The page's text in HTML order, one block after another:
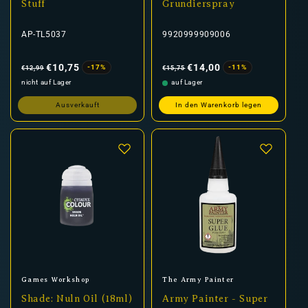
Stuff
AP-TL5037
Preis
€12,99 €10,75
-17%
nicht auf Lager
Ausverkauft
Grundierspray
9920999909006
Preis
€15,75 €14,00
-11%
auf Lager
In den Warenkorb legen
Anbieter:
Games Workshop
Shade: Nuln Oil (18ml)
Anbieter:
The Army Painter
Army Painter - Super